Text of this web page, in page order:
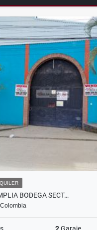
BODEGA SECT…